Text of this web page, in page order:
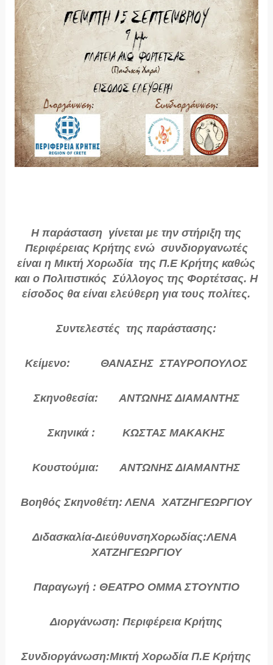
Η παράσταση γίνεται με την στήριξη της
Περιφέρειας Κρήτης ενώ συνδιοργανωτές
είναι η Μικτή Χορωδία της Π.Ε Κρήτης καθώς
και ο Πολιτιστικός Σύλλογος της Φορτέτσας. Η
είσοδος θα είναι ελεύθερη για τους πολίτες.
Συντελεστές της παράστασης:
Κείμενο: ΘΑΝΑΣΗΣ ΣΤΑΥΡΟΠΟΥΛΟΣ
Σκηνοθεσία: ΑΝΤΩΝΗΣ ΔΙΑΜΑΝΤΗΣ
Σκηνικά : ΚΩΣΤΑΣ ΜΑΚΑΚΗΣ
Κουστούμια: ΑΝΤΩΝΗΣ ΔΙΑΜΑΝΤΗΣ
Βοηθός Σκηνοθέτη: ΛΕΝΑ ΧΑΤΖΗΓΕΩΡΓΙΟΥ
Διδασκαλία-ΔιεύθυνσηΧορωδίας:ΛΕΝΑ
ΧΑΤΖΗΓΕΩΡΓΙΟΥ
Παραγωγή : ΘΕΑΤΡΟ ΟΜΜΑ ΣΤΟΥΝΤΙΟ
Διοργάνωση: Περιφέρεια Κρήτης
Συνδιοργάνωση:Μικτή Χορωδία Π.Ε Κρήτης